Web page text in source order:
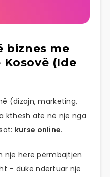
biznes me
(Ide
(dizajn, marketing,
kthesh atë në një nga
kurse online.
një herë përmbajtjen
– duke ndërtuar një